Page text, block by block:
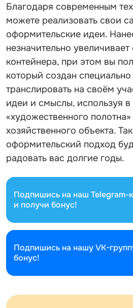
Благодаря современным
можете реализовать свои
оформительские идеи.
незначительно
контейнера, при этом вы
который создан
транслировать на своём
идеи и смыслы, используя в
«художественного полотна»
хозяйственного объекта.
оформительский подход
радовать вас долгие годы.
Подпишись на наш Telegram-
и получи бонус!
Подпишись на нашуVK-
бонус!